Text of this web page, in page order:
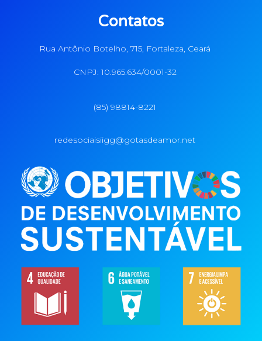
Contatos
Rua Antônio Botelho, 715, Fortaleza, Ceará
CNPJ: 10.965.634/0001-32
(85) 98814-8221
redesociaisiigg@gotasdeamor.net